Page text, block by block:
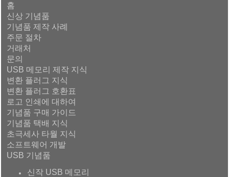
홈
신상 기념품
기념품 제작 사례
주문 절차
거래처
문의
USB 메모리 제작 지식
변환 플러그 지식
변환 플러그 호환표
로고 인쇄에 대하여
기념품 구매 가이드
기념품 택배 지식
초극세사 타월 지식
소프트웨어 개발
USB 기념품
신작 USB 메모리